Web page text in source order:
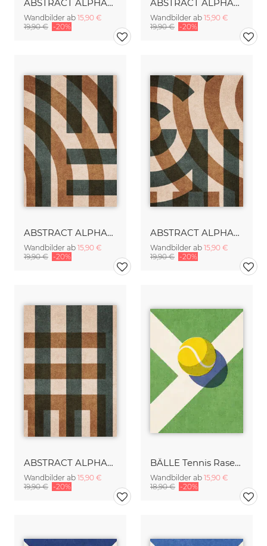
ABSTRACT ALPHABET Gothic F
Wandbilder ab 15,90 €
19,90 € -20%
ABSTRACT ALPHABET Gothic D
Wandbilder ab 15,90 €
19,90 € -20%
ABSTRACT ALPHABET Decorative H
Wandbilder ab 15,90 €
19,90 € -20%
ABSTRACT ALPHABET Decorative G
Wandbilder ab 15,90 €
19,90 € -20%
ABSTRACT ALPHABET Decorative I
Wandbilder ab 15,90 €
19,90 € -20%
BÄLLE Tennis Rasenplatz I
Wandbilder ab 15,90 €
18,90 € -20%